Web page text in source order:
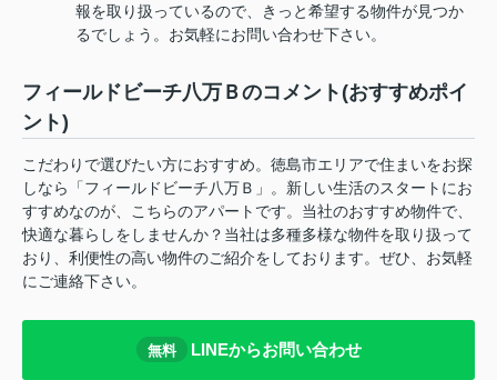
報を取り扱っているので、きっと希望する物件が見つか
るでしょう。お気軽にお問い合わせ下さい。
フィールドビーチ八万Ｂのコメント(おすすめポイ
ント)
こだわりで選びたい方におすすめ。徳島市エリアで住まいをお探
しなら「フィールドビーチ八万Ｂ」。新しい生活のスタートにお
すすめなのが、こちらのアパートです。当社のおすすめ物件で、
快適な暮らしをしませんか？当社は多種多様な物件を取り扱って
おり、利便性の高い物件のご紹介をしております。ぜひ、お気軽
にご連絡下さい。
無料 LINEからお問い合わせ